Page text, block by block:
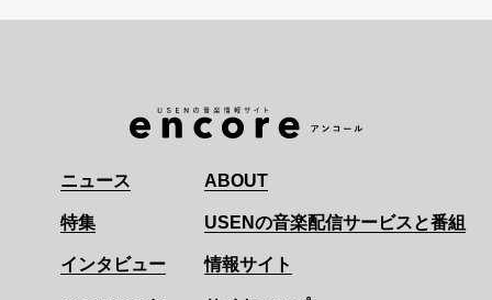
ニュース
特集
インタビュー
ABOUT
USENの音楽配信サービスと番組
情報サイト